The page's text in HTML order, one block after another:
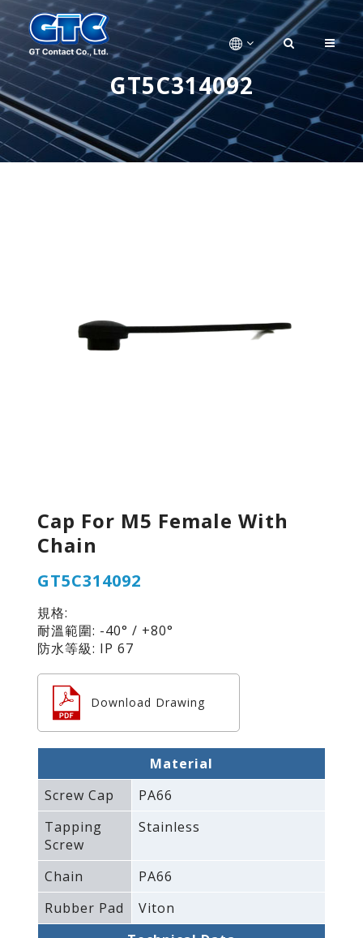
GT5C314092
Cap For M5 Female With
Chain
GT5C314092
規格:
耐溫範圍: -40° / +80°
防水等級: IP 67
Download Drawing
Material
Screw Cap
PA66
Tapping
Screw
Stainless
Chain
PA66
Rubber Pad
Viton